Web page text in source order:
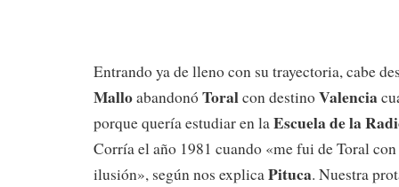
Entrando ya de lleno con su trayectoria, cabe
MalloabandonóToralcon destinoValencia
porque quería estudiar en laEscuela de la
Corría el año 1981 cuando «me fui de Toral
ilusión», según nos explicaPituca. Nuestra